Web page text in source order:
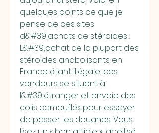
quelques points ce que je
pense de ces sites
d&#39;achats de stéroïdes :
L&#39;achat de la plupart des
stéroïdes anabolisants en
France étant illégale, ces
vendeurs se situent à
l&#39;étranger et envoie des
colis camouflés pour essayer
de passer les douanes. Vous